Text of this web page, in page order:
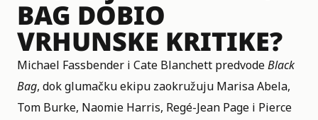
BAG DOBIO
VRHUNSKE KRITIKE?
Michael Fassbender i Cate Blanchett predvodeBlack
Bag, dok glumačku ekipu zaokružuju Marisa Abela,
Tom Burke, Naomie Harris, Regé-Jean Page i Pierce